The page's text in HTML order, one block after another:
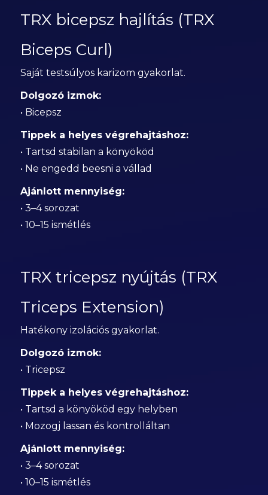
TRX bicepsz hajlítás (TRX
Biceps Curl)
Saját testsúlyos karizom gyakorlat.
Dolgozó izmok:
• Bicepsz
Tippek a helyes végrehajtáshoz:
• Tartsd stabilan a könyököd
• Ne engedd beesni a vállad
Ajánlott mennyiség:
• 3–4 sorozat
• 10–15 ismétlés
TRX tricepsz nyújtás (TRX
Triceps Extension)
Hatékony izolációs gyakorlat.
Dolgozó izmok:
• Tricepsz
Tippek a helyes végrehajtáshoz:
• Tartsd a könyököd egy helyben
• Mozogj lassan és kontrolláltan
Ajánlott mennyiség:
• 3–4 sorozat
• 10–15 ismétlés